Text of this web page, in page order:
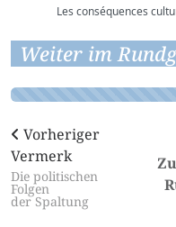
Les conséquences
Weiter im
Vorheriger
Vermerk
Die politischen
Folgen
der Spaltung